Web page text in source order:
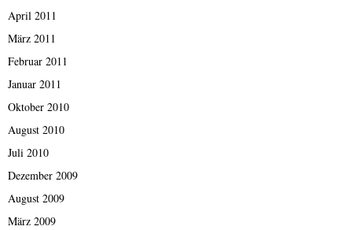
April 2011
März 2011
Februar 2011
Januar 2011
Oktober 2010
August 2010
Juli 2010
Dezember 2009
August 2009
März 2009